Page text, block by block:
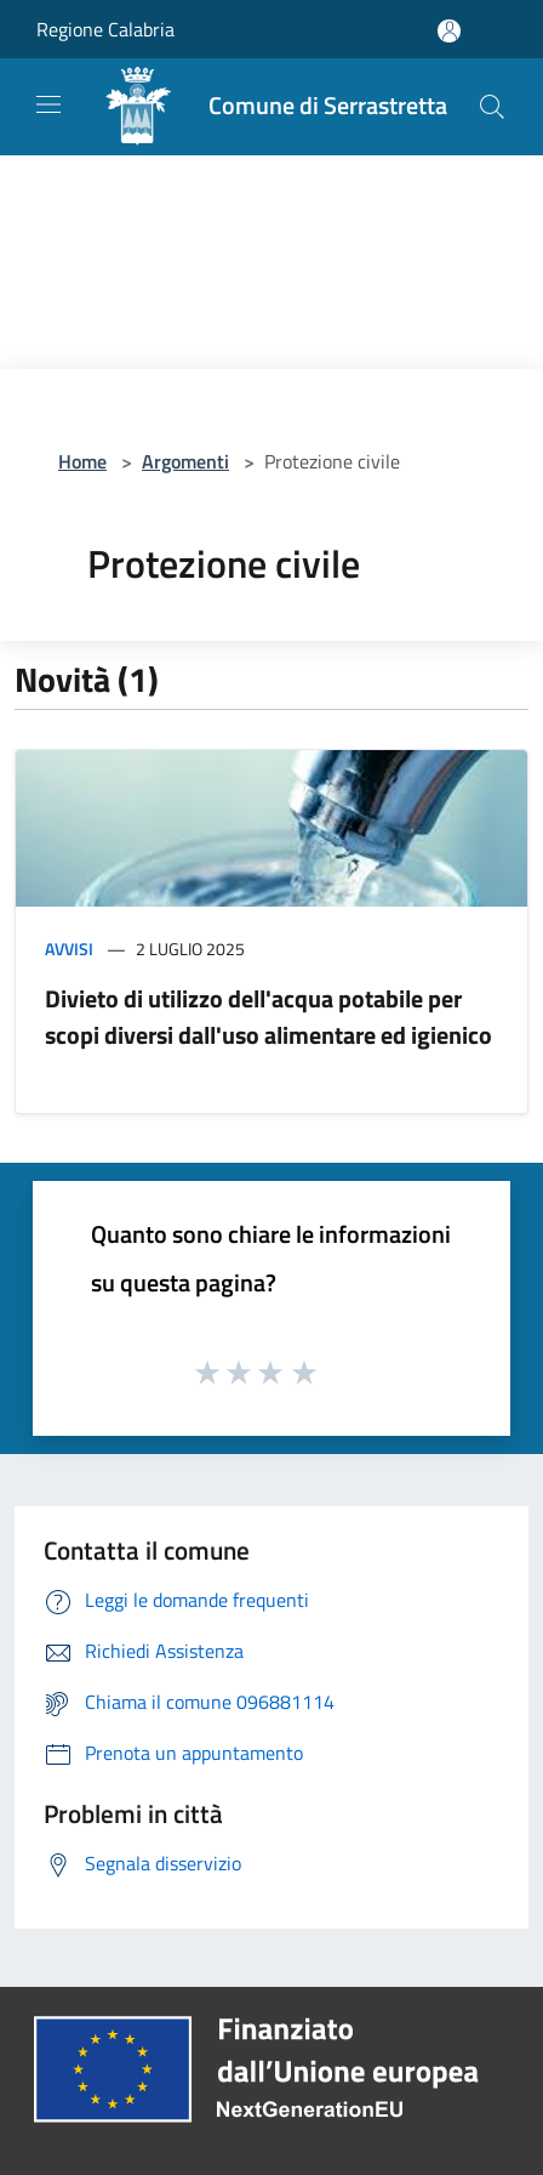
Regione Calabria
Comune di Serrastretta
Home > Argomenti > Protezione civile
Protezione civile
Novità (1)
AVVISI 2 LUGLIO 2025
Divieto di utilizzo dell'acqua potabile per
scopi diversi dall'uso alimentare ed igienico
Quanto sono chiare le informazioni
su questa pagina?
Contatta il comune
Leggi le domande frequenti
Richiedi Assistenza
Chiama il comune 096881114
Prenota un appuntamento
Problemi in città
Segnala disservizio